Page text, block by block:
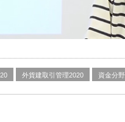
外貨建取引管理2020 資金分